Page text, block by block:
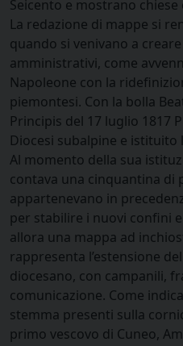
Seicento e mostrano
La redazione di mappe si
quando si venivano a
amministrativi, come
Napoleone con la
piemontesi. Con la bolla
Principis del 17 luglio 1817
Diocesi subalpine e istituito
Al momento della sua
contava una cinquantina di
appartenevano in
per stabilire i nuovi confini
allora una mappa ad
rappresenta l’estensione
diocesano, con campanili,
comunicazione. Come
stemma presenti sulla
primo vescovo di Cuneo,